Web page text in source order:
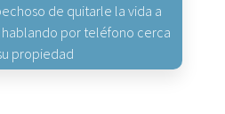
de quitarle la vida a
por teléfono cerca
propiedad